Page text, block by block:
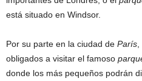
está situado en Windsor.
Por su parte en la ciudad de París,
obligados a visitar el famoso
donde los más pequeños podrán